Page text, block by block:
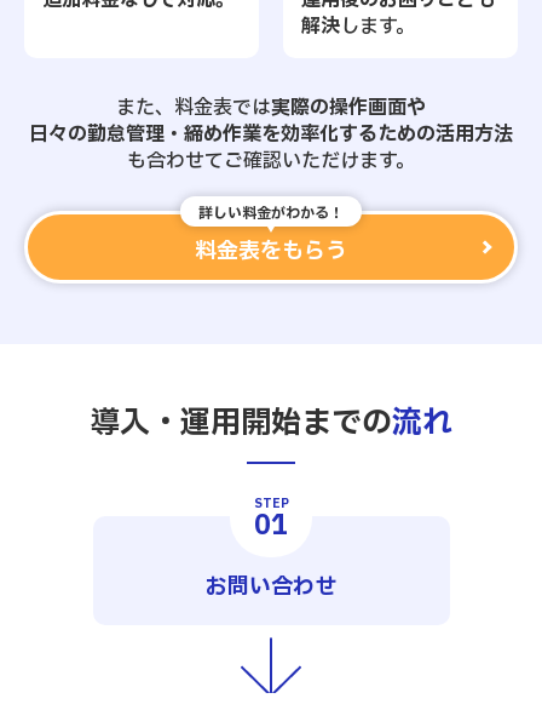
解決します。
また、料金表では実際の操作画面や
日々の勤怠管理・締め作業を効率化するための活用方法
も合わせてご確認いただけます。
詳しい料金がわかる！
料金表をもらう
導入・運用開始までの流れ
STEP
01
お問い合わせ